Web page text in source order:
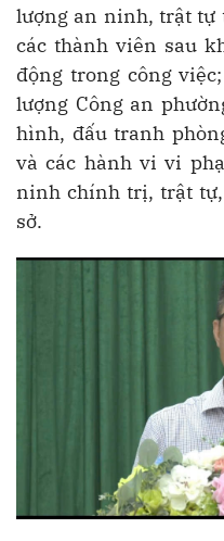
lượng an ninh, trật tự
các thành viên sau
động trong công
lượng Công an
hình, đấu tranh
và các hành vi vi
ninh chính trị, trật
sở.